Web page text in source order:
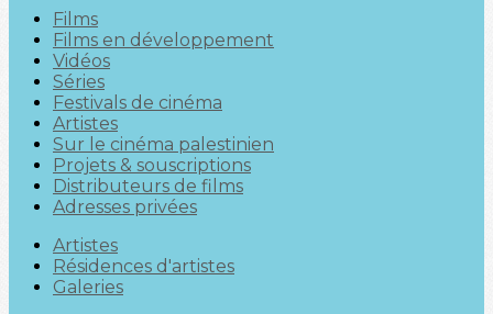
Films
Films en développement
Vidéos
Séries
Festivals de cinéma
Artistes
Sur le cinéma palestinien
Projets & souscriptions
Distributeurs de films
Adresses privées
Artistes
Résidences d'artistes
Galeries